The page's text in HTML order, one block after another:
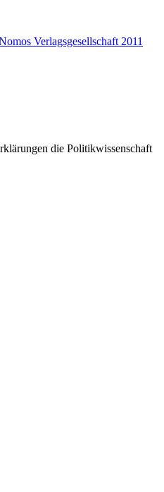
Verlagsgesellschaft 2011
die Politikwissenschaft